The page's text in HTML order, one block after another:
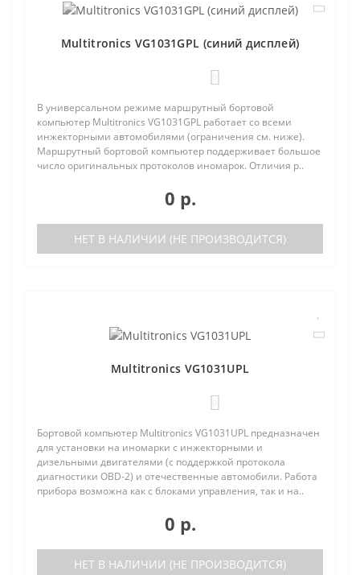
Multitronics VG1031GPL (синий дисплей)
В универсальном режиме маршрутный бортовой
компьютер Multitronics VG1031GPL работает со всеми
инжекторными автомобилями (ограничения см. ниже).
Маршрутный бортовой компьютер поддерживает большое
число оригинальных протоколов иномарок. Отличия р..
0 р.
НЕТ В НАЛИЧИИ (НЕ ПРОИЗВОДИТСЯ)
Multitronics VG1031UPL
Бортовой компьютер Multitronics VG1031UPL предназначен
для установки на иномарки с инжекторными и
дизельными двигателями (с поддержкой протокола
диагностики OBD-2) и отечественные автомобили. Работа
прибора возможна как с блоками управления, так и на..
0 р.
НЕТ В НАЛИЧИИ (НЕ ПРОИЗВОДИТСЯ)